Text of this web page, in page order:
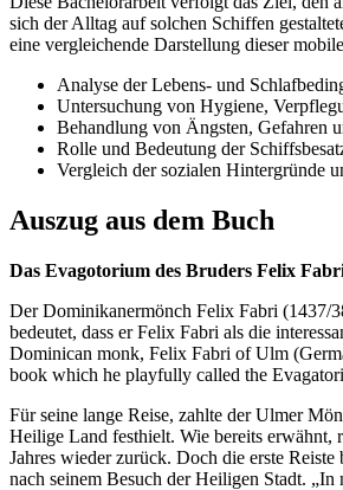
sich der Alltag auf solchen Schiffen
eine vergleichende Darstellung dieser
Analyse der Lebens- und
Untersuchung von Hygiene,
Behandlung von Ängsten, Gefahren
Rolle und Bedeutung der
Vergleich der sozialen Hintergründe
Auszug aus dem Buch
Das Evagotorium des Bruders Felix
Der Dominikanermönch Felix Fabri (1437/
bedeutet, dass er Felix Fabri als die
Dominican monk, Felix Fabri of Ulm
book which he playfully called the
Für seine lange Reise, zahlte der Ulmer
Heilige Land festhielt. Wie bereits erwähnt,
Jahres wieder zurück. Doch die erste
nach seinem Besuch der Heiligen Stadt.